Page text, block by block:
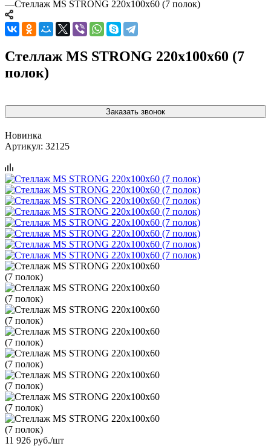
—Стеллаж MS STRONG 220x100x60 (7 полок)
Стеллаж MS STRONG 220x100x60 (7
полок)
Заказать звонок
Новинка
Артикул: 32125
11 926 руб./шт